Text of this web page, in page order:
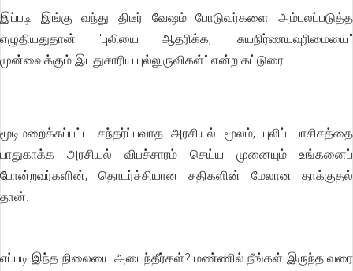
இப்படி இங்கு வந்து திடீர் வேஷம் போடுவர்களை அம்பலப்படுத்த
எழுதியதுதான் 'புலியை ஆதரிக்க, 'சுயநிர்ணயவுரிமையை"
முன்வைக்கும் இடதுசாரிய புல்லுருவிகள்" என்ற கட்டுரை.
மூடிமறைக்கப்பட்ட சந்தர்ப்பவாத அரசியல் மூலம், புலிப் பாசிசத்தை
பாதுகாக்க அரசியல் விபச்சாரம் செய்ய முனையும் உங்கனைப்
போன்றவர்களின், தொடர்ச்சியான சதிகளின் மேலான தாக்குதல்
தான்.
எப்படி இந்த நிலையை அடைந்தீர்கள்? மண்ணில் நீங்கள் இருந்த வரை